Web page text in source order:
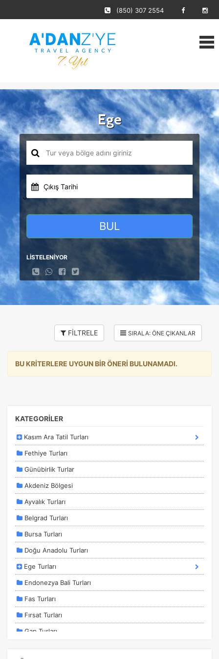
(850) 307 2554
Ege
Çıkış Tarihi
BUL
LİSTELENİYOR
FİLTRELE
BU KRİTERLERE UYGUN BİR ÖNERİ BULUNAMADI.
KATEGORİLER
Kasım Ara Tatil Turları
Fethiye Turları
Günübirlik Turlar
Akdeniz Bölgesi
Ayvalık Turları
Belgrad Turları
Bursa Turları
Doğu Anadolu Turları
Ege Turları
Endonezya Bali Turları
Fas Turları
Fırsat Turları
Gap Turları